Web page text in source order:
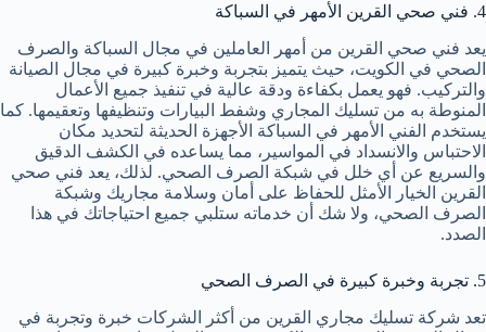
4. فني صحي القرين الأمهر في السباكة
يعد فني صحي القرين من أمهر العاملين في مجال السباكة والصرف
الصحي في الكويت، حيث يتميز بتجربة وخبرة كبيرة في مجال الصيانة
والتركيب. فهو يعمل بكفاءة ودقة عالية في تنفيذ جميع الأعمال
المنوطة به من تسليك المجاري وشفط البيارات وتنظيفها وتعقيمها. كما
يستخدم الفني الأمهر في السباكة الأجهزة الحديثة لتحديد مكان
الاحتباس والانسداد في المواسير، مما يساعده في الكشف الدقيق
والسريع عن أي خلل في شبكة الصرف الصحي. لذلك، يعد فني صحي
القرين الخيار الأمثل للحفاظ على أمان وسلامة مجاريك وشبكة
الصرف الصحي، ولا شك أن خدماته ستلبي جميع احتياجاتك في هذا
الصدد.
5. تجربة وخبرة كبيرة في الصرف الصحي
تعد شركة تسليك مجاري القرين من أكثر الشركات خبرة وتجربة في